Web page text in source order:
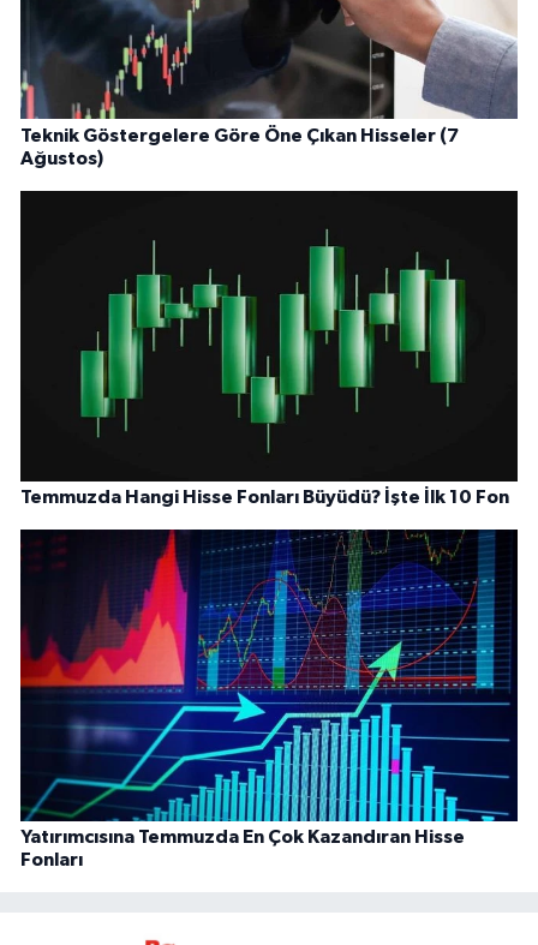
Teknik Göstergelere Göre Öne Çıkan Hisseler (7
Ağustos)
Temmuzda Hangi Hisse Fonları Büyüdü? İşte İlk 10 Fon
Yatırımcısına Temmuzda En Çok Kazandıran Hisse
Fonları